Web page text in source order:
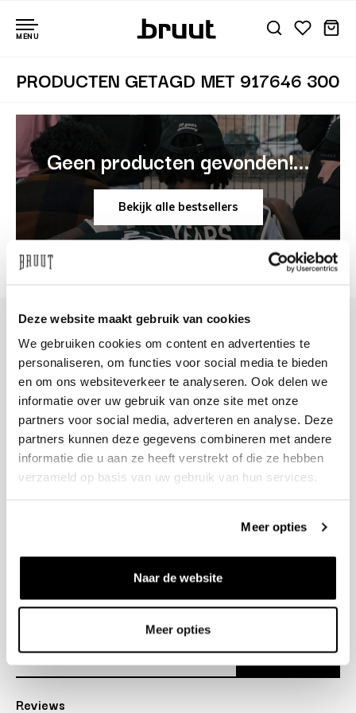
Deze website maakt gebruik van cookies
We gebruiken cookies om content en advertenties te
personaliseren, om functies voor social media te bieden
en om ons websiteverkeer te analyseren. Ook delen we
informatie over uw gebruik van onze site met onze
partners voor social media, adverteren en analyse. Deze
partners kunnen deze gegevens combineren met andere
informatie die u aan ze heeft verstrekt of die ze hebben
verzameld op basis van uw gebruik van hun services.
Meer opties
Naar de website
Meer opties
MENU
PRODUCTEN GETAGD MET 917646 300
Geen producten gevonden!...
Bekijk alle bestsellers
+31 23 205 2006
info@bruut.nl
Contact Formulier
Open 11:00 - 21:00
OPENINGSTIJDEN
Over ons
Reviews